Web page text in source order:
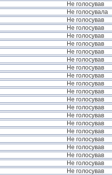
Не голосував
Не голосувала
Не голосував
Не голосував
Не голосував
Не голосував
Не голосував
Не голосував
Не голосував
Не голосував
Не голосував
Не голосував
Не голосував
Не голосував
Не голосував
Не голосував
Не голосував
Не голосував
Не голосував
Не голосував
Не голосував
Не голосував